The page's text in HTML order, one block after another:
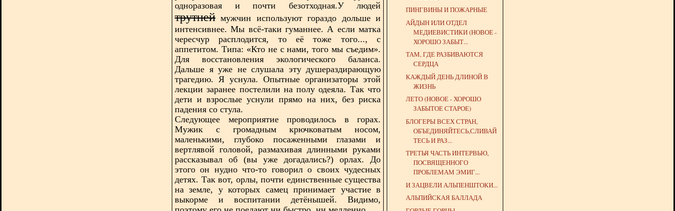
одноразовая и почти безотходная.У людей
трутней мужчин используют гораздо дольше и
интенсивнее. Мы всё-таки гуманнее. А если матка
чересчур расплодится, то её тоже того..., с
аппетитом. Типа: «Кто не с нами, того мы съедим».
Для восстановления экологического баланса.
Дальше я уже не слушала эту душераздирающую
трагедию. Я уснула. Опытные организаторы этой
лекции заранее постелили на полу одеяла. Так что
дети и взрослые уснули прямо на них, без риска
падения со стула.
Следующее мероприятие проводилось в горах.
Мужик с громадным крючковатым носом,
маленькими, глубоко посаженными глазами и
вертлявой головой, размахивая длинными руками
рассказывал об (вы уже догадались?) орлах. До
этого он нудно что-то говорил о своих чудесных
детях. Так вот, орлы, почти единственные существа
на земле, у которых самец принимает участие в
выкорме и воспитании детёнышей. Видимо,
ПИНГВИНЫ И ПОЖАРНЫЕ
АЙДЫН ИЛИ ОТДЕЛ
МЕДИЕВИСТИКИ (НОВОЕ -
ХОРОШО ЗАБЫТ...
ТАМ, ГДЕ РАЗБИВАЮТСЯ
СЕРДЦА
КАЖДЫЙ ДЕНЬ ДЛИНОЙ В
ЖИЗНЬ
ЛЕТО (НОВОЕ - ХОРОШО
ЗАБЫТОЕ СТАРОЕ)
БЛОГЕРЫ ВСЕХ СТРАН,
ОБЪЕДИНЯЙТЕСЬ,СЛИВАЙ
ТЕСЬ И РАЗ...
ТРЕТЬЯ ЧАСТЬ ИНТЕРВЬЮ,
ПОСВЯЩЕННОГО
ПРОБЛЕМАМ ЭМИГ...
И ЗАЦВЕЛИ АЛЬПЕНШТОКИ...
АЛЬПИЙСКАЯ БАЛЛАДА